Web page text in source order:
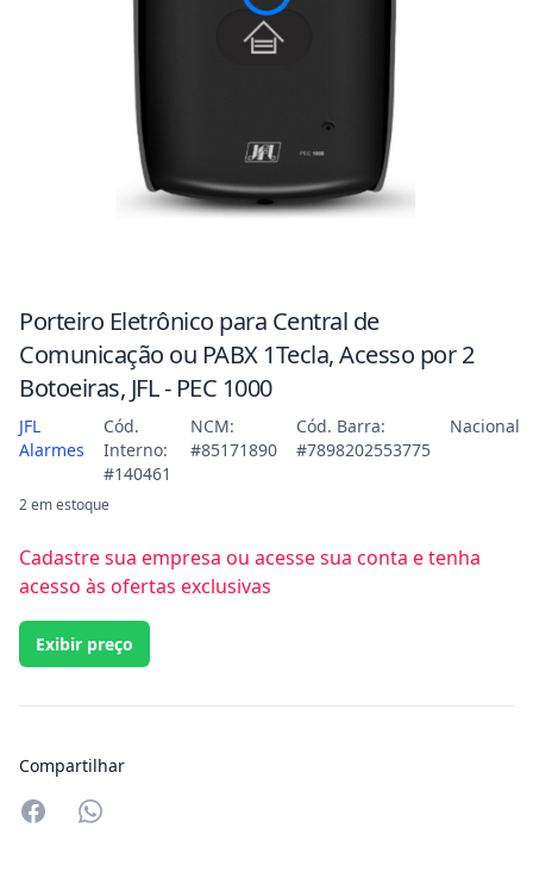
Porteiro Eletrônico para Central de
Comunicação ou PABX 1Tecla, Acesso por 2
Botoeiras, JFL - PEC 1000
JFL
Alarmes
Cód.
Interno:
#140461
NCM:
#85171890
Cód. Barra:
#7898202553775
Nacional
2 em estoque
Cadastre sua empresa ou acesse sua conta e tenha
acesso às ofertas exclusivas
Exibir preço
Compartilhar
Compartilhar no Whatsapp